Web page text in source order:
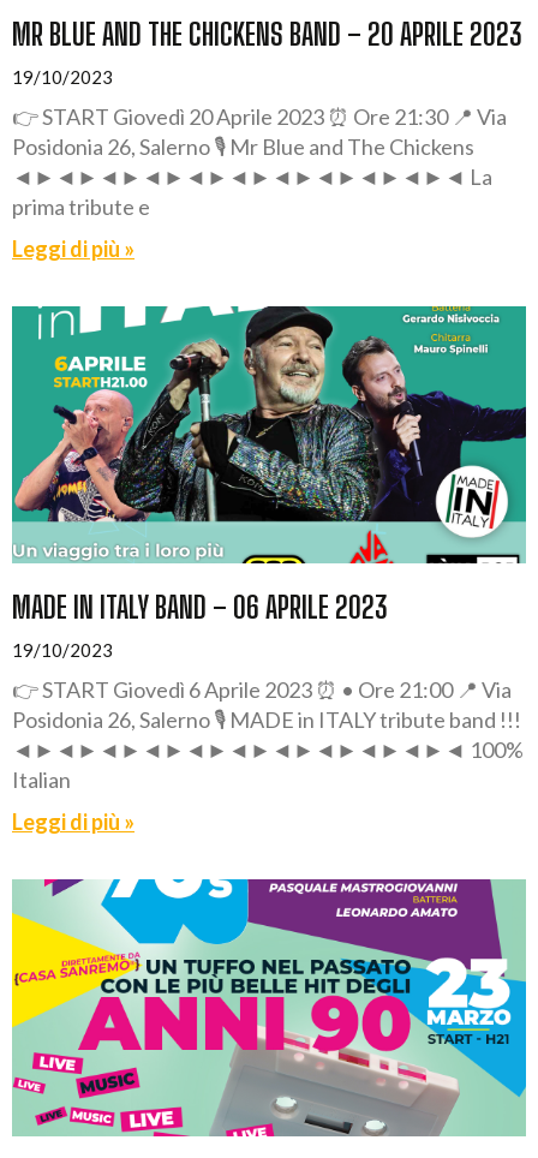
MR BLUE AND THE CHICKENS BAND – 20 APRILE 2023
19/10/2023
👉 START Giovedì 20 Aprile 2023 ⏰ Ore 21:30 📍 Via
Posidonia 26, Salerno 🎙️ Mr Blue and The Chickens
◄►◄►◄►◄►◄►◄►◄►◄►◄►◄►◄ La
prima tribute e
Leggi di più »
MADE IN ITALY BAND – 06 APRILE 2023
19/10/2023
👉 START Giovedì 6 Aprile 2023 ⏰ • Ore 21:00 📍 Via
Posidonia 26, Salerno 🎙️ MADE in ITALY tribute band !!!
◄►◄►◄►◄►◄►◄►◄►◄►◄►◄►◄ 100%
Italian
Leggi di più »